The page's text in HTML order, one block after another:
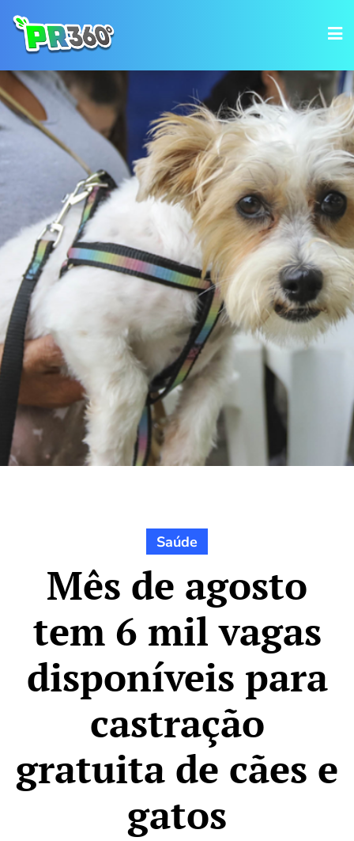
Saúde
Mês de agosto
tem 6 mil vagas
disponíveis para
castração
gratuita de cães e
gatos